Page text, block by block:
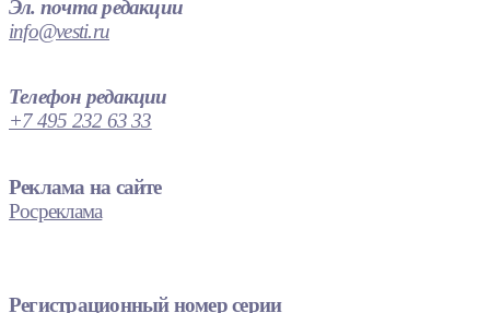
Эл. почта редакции
info@vesti.ru
Телефон редакции
+7 495 232 63 33
Реклама на сайте
Росреклама
Регистрационный номер серии